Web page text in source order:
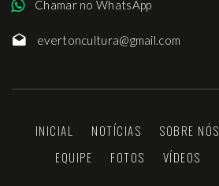
Chamar no WhatsApp
evertoncultura@gmail.com
INICIAL NOTÍCIAS SOBRE NÓS
EQUIPE
FOTOS VÍDEOS